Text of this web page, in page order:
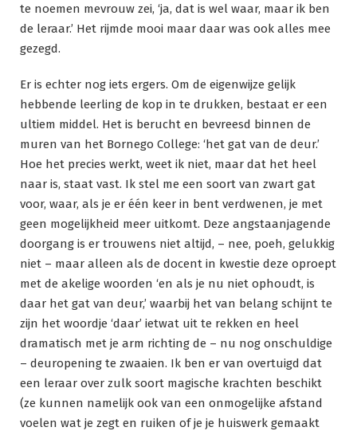
te noemen mevrouw zei, ‘ja, dat is wel waar, maar ik ben
de leraar.’ Het rijmde mooi maar daar was ook alles mee
gezegd.
Er is echter nog iets ergers. Om de eigenwijze gelijk
hebbende leerling de kop in te drukken, bestaat er een
ultiem middel. Het is berucht en bevreesd binnen de
muren van het Bornego College: ‘het gat van de deur.’
Hoe het precies werkt, weet ik niet, maar dat het heel
naar is, staat vast. Ik stel me een soort van zwart gat
voor, waar, als je er één keer in bent verdwenen, je met
geen mogelijkheid meer uitkomt. Deze angstaanjagende
doorgang is er trouwens niet altijd, – nee, poeh, gelukkig
niet – maar alleen als de docent in kwestie deze oproept
met de akelige woorden ‘en als je nu niet ophoudt, is
daar het gat van deur,’ waarbij het van belang schijnt te
zijn het woordje ‘daar’ ietwat uit te rekken en heel
dramatisch met je arm richting de – nu nog onschuldige
– deuropening te zwaaien. Ik ben er van overtuigd dat
een leraar over zulk soort magische krachten beschikt
(ze kunnen namelijk ook van een onmogelijke afstand
voelen wat je zegt en ruiken of je je huiswerk gemaakt